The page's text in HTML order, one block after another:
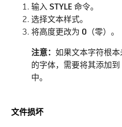
输入STYLE命令。
选择文本样式。
将高度更改为 0 （零）。
注意：如果文本字符根
的字体，需要将其添加
中。
文件损坏